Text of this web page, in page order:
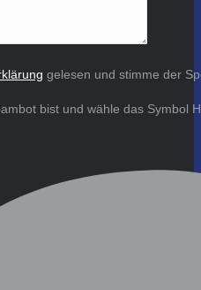
gelesen und stimme der
bist und wähle das Symbol